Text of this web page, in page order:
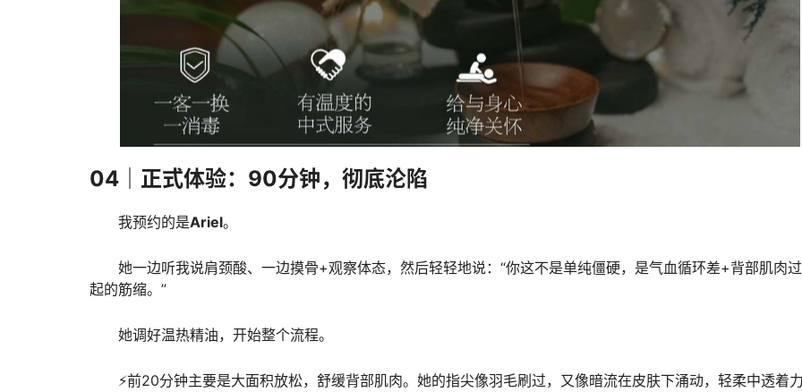
04｜正式体验：90分钟，彻底沦陷
我预约的是Ariel。
她一边听我说肩颈酸、一边摸骨+观察体态，然后轻轻地说：“你这不是单纯僵硬，是气血循环差+背部肌肉
起的筋缩。”
她调好温热精油，开始整个流程。
⚡前20分钟主要是大面积放松，舒缓背部肌肉。她的指尖像羽毛刷过，又像暗流在皮肤下涌动，轻柔中透着